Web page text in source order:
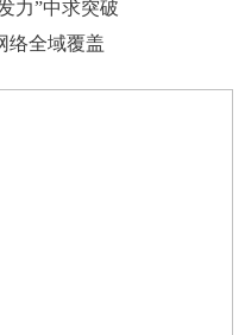
力”中求突破
络全域覆盖